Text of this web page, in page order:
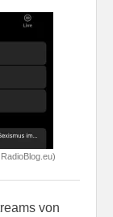
von